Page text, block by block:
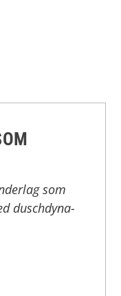
som
duschdyna-